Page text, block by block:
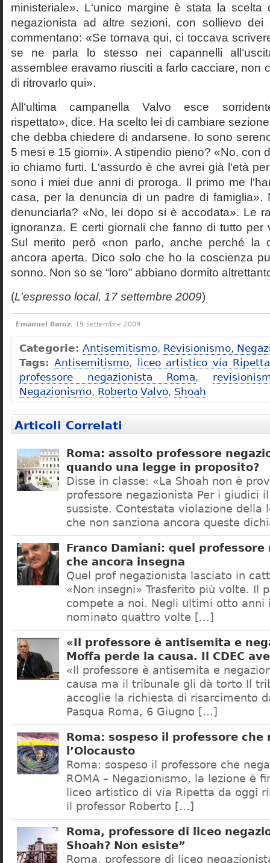
ministeriale». L‘unico margine è stata la
negazionista ad altre sezioni, con sollievo
commentano: «Se tornava qui, ci toccava
se ne parla lo stesso nei capannelli
assemblee eravamo riusciti a farlo cacciare, non
di ritrovarlo qui».
All‘ultima campanella Valvo esce
rispettato», dice. Ha scelto lei di cambiare
che debba chiedere di andarsene. Io sono
5 mesi e 15 giorni». A stipendio pieno? «No, con
io chiamo furti. L‘assurdo è che avrei già l‘età
sono i miei due anni di proroga. Il primo me
casa, per la denuncia di un padre di famiglia».
denunciarla? «No, lei dopo si è accodata». Le
ignoranza. E certi giornali che fanno di tutto per
Sul merito però «non parlo, anche perché la
ancora aperta. Dico solo che ho la coscienza
sonno. Non so se “loro” abbiano dormito
(L’espresso local, 17 settembre 2009)
Emanuel Baroz, 19 settembre 2009
Categorie: Antisemitismo, Revisionismo,
Tags: Antisemitismo,
liceo artistico via
professore negazionista Roma,
Negazionismo, Roberto Valvo, Shoah
Articoli Correlati
Roma: assolto professore
quando una legge in proposito?
Disse in classe: «La Shoah non è
professore negazionista Per i giudici
sussiste. Contestata violazione della
che non sanziona ancora queste
Franco Damiani: quel professore
che ancora insegna
Quel prof negazionista lasciato in
«Non insegni» Trasferito più volte. Il
compete a noi. Negli ultimi otto anni
nominato quattro volte […]
«Il professore è antisemita e
Moffa perde la causa. Il CDEC
«Il professore è antisemita e
causa ma il tribunale gli dà torto Il
accoglie la richiesta di risarcimento
Pasqua Roma, 6 Giugno […]
Roma: sospeso il professore che
l’Olocausto
Roma: sospeso il professore che
ROMA – Negazionismo, la lezione è
liceo artistico di via Ripetta da oggi
il professor Roberto […]
Roma, professore di liceo
Shoah? Non esiste”
Roma, professore di liceo